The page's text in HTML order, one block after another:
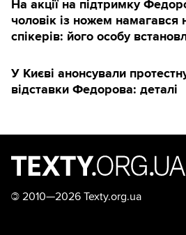
На акції на підтримку
чоловік із ножем намагався
спікерів: його особу
У Києві анонсували
відставки Федорова: деталі
© 2010—2026 Texty.org.ua